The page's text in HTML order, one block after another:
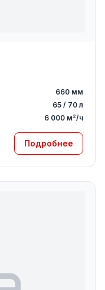
660 мм
65 / 70 л
6 000 м²/ч
Подробнее